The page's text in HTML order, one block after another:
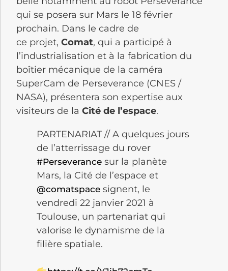
qui se posera sur Mars le 18 février
prochain. Dans le cadre de
ce projet, Comat, qui a participé à
l’industrialisation et à la fabrication du
boîtier mécanique de la caméra
SuperCam de Perseverance (CNES /
NASA), présentera son expertise aux
visiteurs de la Cité de l’espace.
PARTENARIAT // A quelques jours
de l’atterrissage du rover
#Perseverance sur la planète
Mars, la Cité de l’espace et
@comatspace signent, le
vendredi 22 janvier 2021 à
Toulouse, un partenariat qui
valorise le dynamisme de la
filière spatiale.